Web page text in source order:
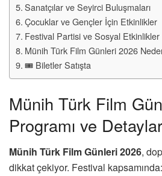
Sanatçılar ve Seyirci Buluşmaları
Çocuklar ve Gençler İçin Etkinlikler
Festival Partisi ve Sosyal Etkinlikler
Münih Türk Film Günleri 2026
🎟️ Biletler Satışta
Münih Türk Film
Programı ve
Münih Türk Film Günleri 2026,
dikkat çekiyor. Festival kapsamında: